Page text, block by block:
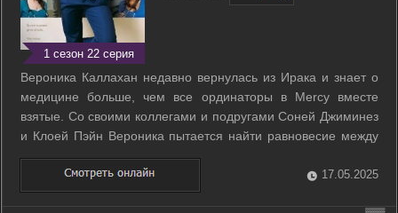
1 сезон 22 серия
Вероника Каллахан недавно вернулась из Ирака и знает о
медицине больше, чем все ординаторы в Mercy вместе
взятые. Со своими коллегами и подругами Соней Джиминез
и Клоей Пэйн Вероника пытается найти равновесие между
работой в больнице, спасая жизни других, и вне ее, пытаясь
наладить свою. ...
17.05.2025